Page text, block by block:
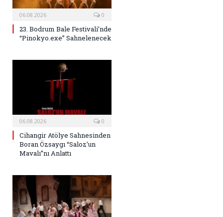
06.08.2026 0
23. Bodrum Bale Festivali’nde
“Pinokyo.exe” Sahnelenecek
06.08.2026 0
Cihangir Atölye Sahnesinden
Boran Özsaygı “Saloz’un
Mavalı”nı Anlattı